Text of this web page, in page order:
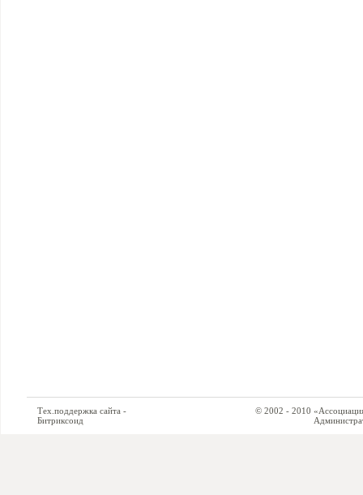
Тех.поддержка сайта -
Битриксоид
© 2002 - 2010 «Ассоциация